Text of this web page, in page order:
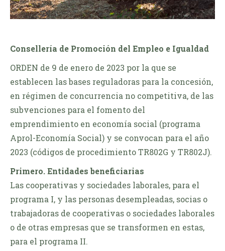
Consellería de Promoción del Empleo e Igualdad
ORDEN de 9 de enero de 2023 por la que se
establecen las bases reguladoras para la concesión,
en régimen de concurrencia no competitiva, de las
subvenciones para el fomento del
emprendimiento en economía social (programa
Aprol-Economía Social) y se convocan para el año
2023 (códigos de procedimiento TR802G y TR802J).
Primero. Entidades beneficiarias
Las cooperativas y sociedades laborales, para el
programa I, y las personas desempleadas, socias o
trabajadoras de cooperativas o sociedades laborales
o de otras empresas que se transformen en estas,
para el programa II.